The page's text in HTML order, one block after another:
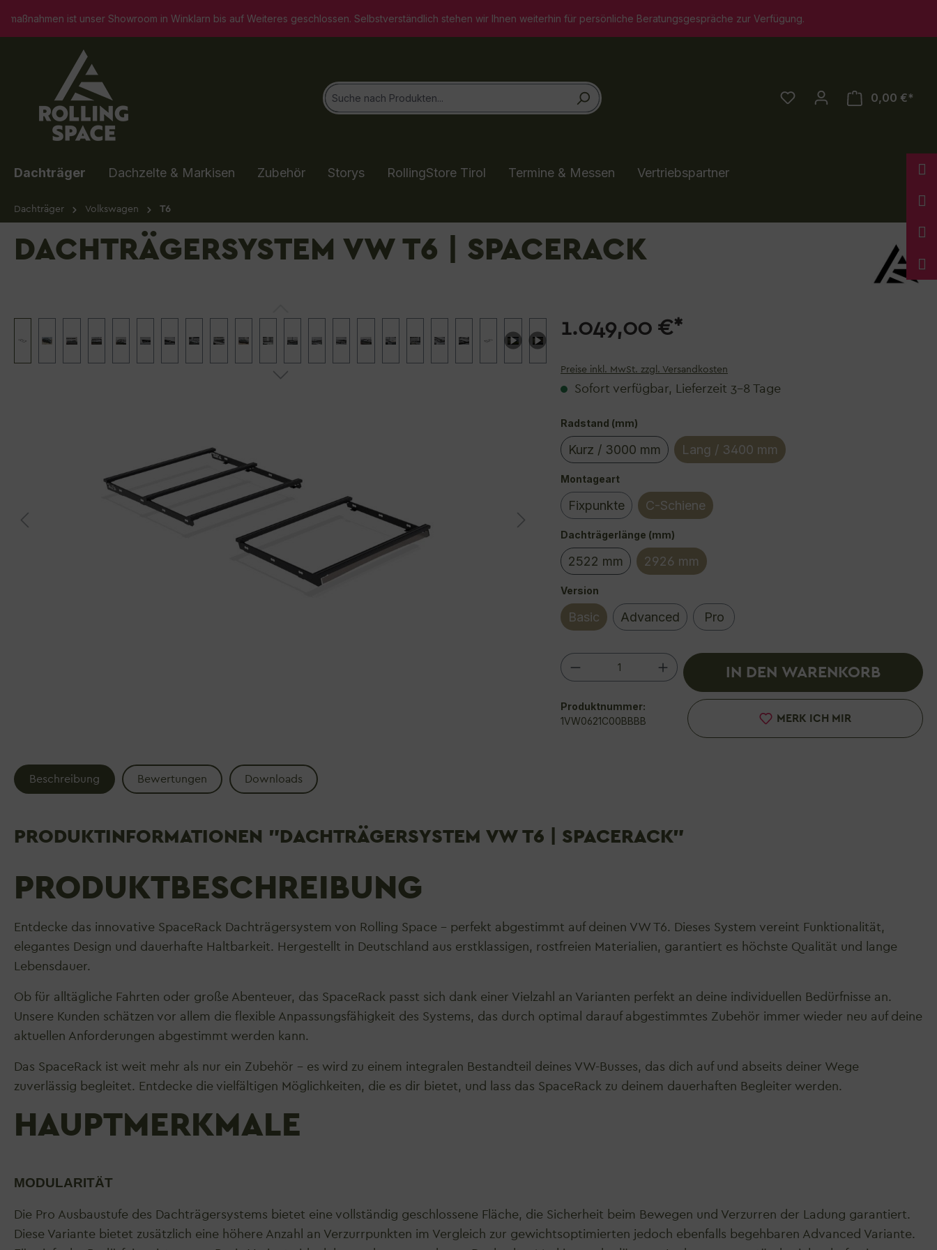
Zur Hauptnavigation springen
in Winklarn bis auf Weiteres geschlossen. Selbstverständlich stehen wir Ihnen weiterhin für persönliche Beratungsgespräche zur Verfügung.
0,00 €*
Dachträger Dachzelte & Markisen Zubehör Storys RollingStore Tirol Termine & Messen Vertriebspartner
Dachträger Volkswagen T6
DACHTRÄGERSYSTEM VW T6 | SPACERACK
1.049,00 €*
Preise inkl. MwSt. zzgl. Versandkosten
Sofort verfügbar, Lieferzeit 3–8 Tage
Radstand (mm)
Kurz / 3000 mm(Diese Option ist zurzeit nicht verfügbar.)
Lang / 3400 mm
Montageartauswählen
Fixpunkte C-Schiene
Dachträgerlänge (mm)
2522 mm(Diese Option ist zurzeit nicht verfügbar.)
2926 mm
Version
Basic Advanced Pro
Produkt Anzahl: Gib den gewünschten Wert
IN DEN WARENKORB
MERK ICH MIR
Produktnummer:
1VW0621C00BBBB
Beschreibung Bewertungen Downloads
PRODUKTINFORMATIONEN "DACHTRÄGERSYSTEM VW T6 | SPACERACK"
PRODUKTBESCHREIBUNG
Entdecke das innovative SpaceRack Dachträgersystem von Rolling Space – perfekt abgestimmt auf deinen VW T6. Dieses System vereint Funktionalität,
elegantes Design und dauerhafte Haltbarkeit. Hergestellt in Deutschland aus erstklassigen, rostfreien Materialien, garantiert es höchste Qualität und lange
Lebensdauer.
Ob für alltägliche Fahrten oder große Abenteuer, das SpaceRack passt sich dank einer Vielzahl an Varianten perfekt an deine individuellen Bedürfnisse an.
Unsere Kunden schätzen vor allem die flexible Anpassungsfähigkeit des Systems, das durch optimal darauf abgestimmtes Zubehör immer wieder neu auf deine
aktuellen Anforderungen abgestimmt werden kann.
Das SpaceRack ist weit mehr als nur ein Zubehör – es wird zu einem integralen Bestandteil deines VW-Busses, das dich auf und abseits deiner Wege
zuverlässig begleitet. Entdecke die vielfältigen Möglichkeiten, die es dir bietet, und lass das SpaceRack zu deinem dauerhaften Begleiter werden.
HAUPTMERKMALE
MODULARITÄT
Die Pro Ausbaustufe des Dachträgersystems bietet eine vollständig geschlossene Fläche, die Sicherheit beim Bewegen und Verzurren der Ladung garantiert.
Diese Variante bietet zusätzlich eine höhere Anzahl an Verzurrpunkten im Vergleich zur gewichtsoptimierten jedoch ebenfalls begehbaren Advanced Variante.